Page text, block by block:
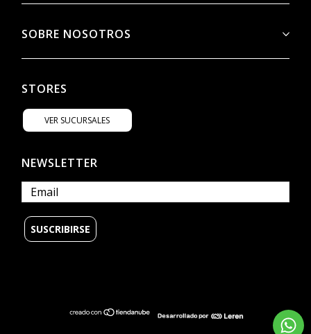
SOBRE NOSOTROS
STORES
VER SUCURSALES
NEWSLETTER